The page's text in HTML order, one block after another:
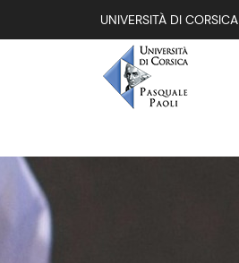
UNIVERSITÀ DI CORSICA